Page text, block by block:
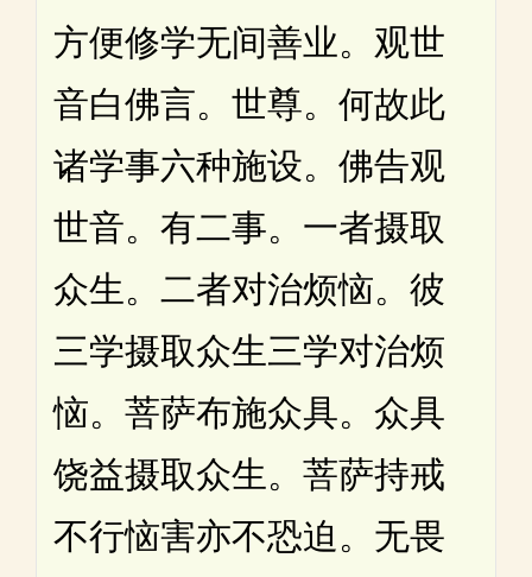
方便修学无间善业。观世
音白佛言。世尊。何故此
诸学事六种施设。佛告观
世音。有二事。一者摄取
众生。二者对治烦恼。彼
三学摄取众生三学对治烦
恼。菩萨布施众具。众具
饶益摄取众生。菩萨持戒
不行恼害亦不恐迫。无畏